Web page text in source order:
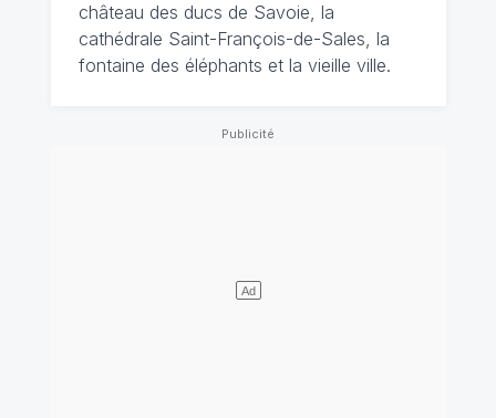
château des ducs de Savoie, la
cathédrale Saint-François-de-Sales, la
fontaine des éléphants et la vieille ville.